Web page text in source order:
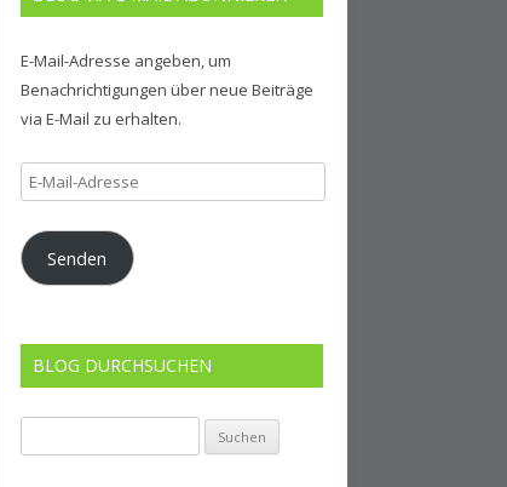
E-Mail-Adresse angeben, um
Benachrichtigungen über neue Beiträge
via E-Mail zu erhalten.
E-
Mail-
Adresse
Senden
BLOG DURCHSUCHEN
nach: